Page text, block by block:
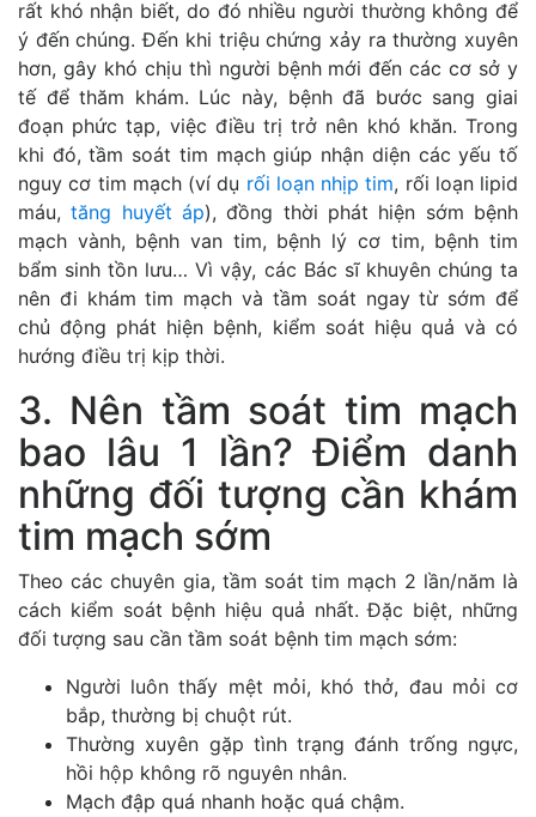
rất khó nhận biết, do đó nhiều người thường không để
ý đến chúng. Đến khi triệu chứng xảy ra thường xuyên
hơn, gây khó chịu thì người bệnh mới đến các cơ sở y
tế để thăm khám. Lúc này, bệnh đã bước sang giai
đoạn phức tạp, việc điều trị trở nên khó khăn. Trong
khi đó, tầm soát tim mạch giúp nhận diện các yếu tố
nguy cơ tim mạch (ví dụ rối loạn nhịp tim, rối loạn lipid
máu,tăng huyết áp), đồng thời phát hiện sớm bệnh
mạch vành, bệnh van tim, bệnh lý cơ tim, bệnh tim
bẩm sinh tồn lưu… Vì vậy, các Bác sĩ khuyên chúng ta
nên đi khám tim mạch và tầm soát ngay từ sớm để
chủ động phát hiện bệnh, kiểm soát hiệu quả và có
hướng điều trị kịp thời.
3. Nên tầm soát tim mạch
bao lâu 1 lần? Điểm danh
những đối tượng cần khám
tim mạch sớm
Theo các chuyên gia, tầm soát tim mạch 2 lần/năm là
cách kiểm soát bệnh hiệu quả nhất. Đặc biệt, những
đối tượng sau cần tầm soát bệnh tim mạch sớm:
Người luôn thấy mệt mỏi, khó thở, đau mỏi cơ
bắp, thường bị chuột rút.
Thường xuyên gặp tình trạng đánh trống ngực,
hồi hộp không rõ nguyên nhân.
Mạch đập quá nhanh hoặc quá chậm.